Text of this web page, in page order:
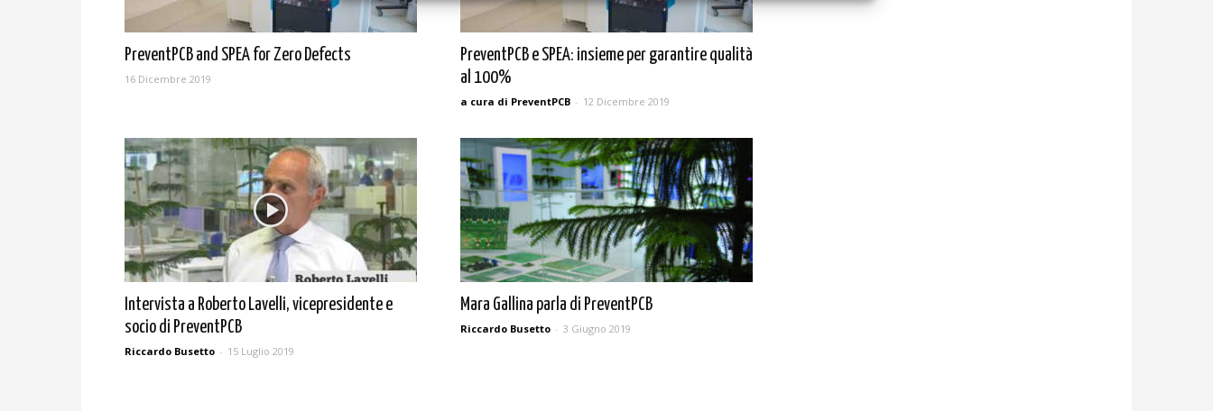
PreventPCB and SPEA for Zero Defects
16 Dicembre 2019
PreventPCB e SPEA: insieme per garantire qualità
al 100%
a cura di PreventPCB - 12 Dicembre 2019
Intervista a Roberto Lavelli, vicepresidente e
socio di PreventPCB
Riccardo Busetto - 15 Luglio 2019
Mara Gallina parla di PreventPCB
Riccardo Busetto - 3 Giugno 2019